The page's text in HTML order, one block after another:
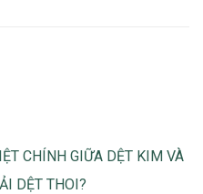
CHÍNH GIỮA DỆT KIM VÀ
DỆT THOI?